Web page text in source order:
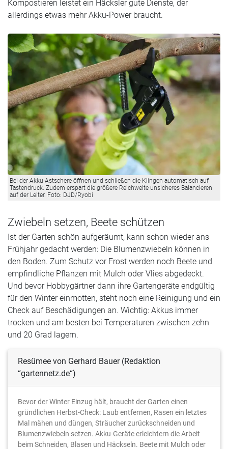
Kompostieren leistet ein Häcksler gute Dienste, der
allerdings etwas mehr Akku-Power braucht.
Bei der Akku-Astschere öffnen und schließen die Klingen automatisch auf
Tastendruck. Zudem erspart die größere Reichweite unsicheres Balancieren
auf der Leiter. Foto: DJD/Ryobi
Zwiebeln setzen, Beete schützen
Ist der Garten schön aufgeräumt, kann schon wieder ans
Frühjahr gedacht werden: Die Blumenzwiebeln können in
den Boden. Zum Schutz vor Frost werden noch Beete und
empfindliche Pflanzen mit Mulch oder Vlies abgedeckt.
Und bevor Hobbygärtner dann ihre Gartengeräte endgültig
für den Winter einmotten, steht noch eine Reinigung und ein
Check auf Beschädigungen an. Wichtig: Akkus immer
trocken und am besten bei Temperaturen zwischen zehn
und 20 Grad lagern.
Resümee von Gerhard Bauer (Redaktion
“gartennetz.de“)
Bevor der Winter Einzug hält, braucht der Garten einen
gründlichen Herbst-Check: Laub entfernen, Rasen ein letztes
Mal mähen und düngen, Sträucher zurückschneiden und
Blumenzwiebeln setzen. Akku-Geräte erleichtern die Arbeit
beim Schneiden, Blasen und Häckseln. Beete mit Mulch oder